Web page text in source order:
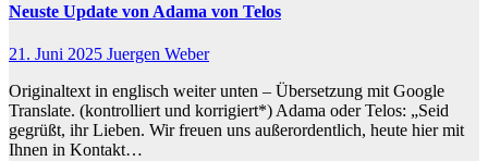
Neuste Update von Adama von Telos
21. Juni 2025 Juergen Weber
Originaltext in englisch weiter unten – Übersetzung mit Google
Translate. (kontrolliert und korrigiert*) Adama oder Telos: „Seid
gegrüßt, ihr Lieben. Wir freuen uns außerordentlich, heute hier mit
Ihnen in Kontakt…